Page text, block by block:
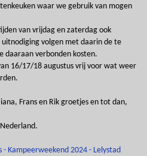
waar we gebruik van mogen
van vrijdag en zaterdag ook
volgen met daarin de te
daaraan verbonden kosten.
16/17/18 augustus vrij voor wat weer
Frans en Rik groetjes en tot dan,
Kampeerweekend 2024 - Lelystad